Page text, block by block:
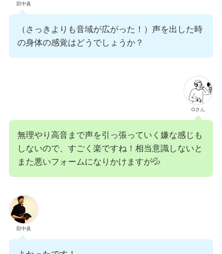
田中眞
（さっきよりも音域が広がった！）声を出した時
の身体の感覚はどうでしょうか？
Oさん
無理やり高音まで声を引っ張っていく嫌な感じも
しないので、すごく楽ですね！相当意識しないと
また悪いフォームになりかけますが💦
田中眞